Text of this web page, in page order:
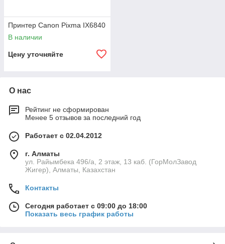
Принтер Canon Pixma IX6840
В наличии
Цену уточняйте
О нас
Рейтинг не сформирован
Менее 5 отзывов за последний год
Работает с 02.04.2012
г. Алматы
ул. Райымбека 496/а, 2 этаж, 13 каб. (ГорМолЗавод
Жигер), Алматы, Казахстан
Контакты
Сегодня работает с 09:00 до 18:00
Показать весь график работы